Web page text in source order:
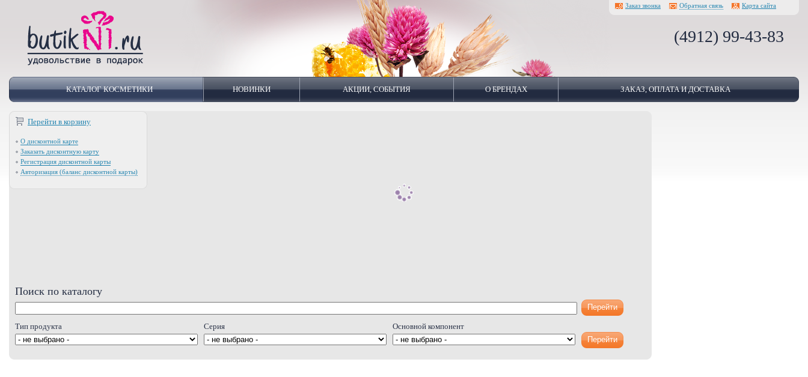
Заказ звонка Обратная связь Карта сайта
(4912) 99-43-83
КАТАЛОГ КОСМЕТИКИ НОВИНКИ АКЦИИ, СОБЫТИЯ О БРЕНДАХ ЗАКАЗ, ОПЛАТА И ДОСТАВКА
Перейти в корзину
О дисконтной карте
Заказать дисконтную карту
Регистрация дисконтной карты
Авторизация (баланс дисконтной карты)
Поиск по каталогу
Тип продукта Серия Основной компонент